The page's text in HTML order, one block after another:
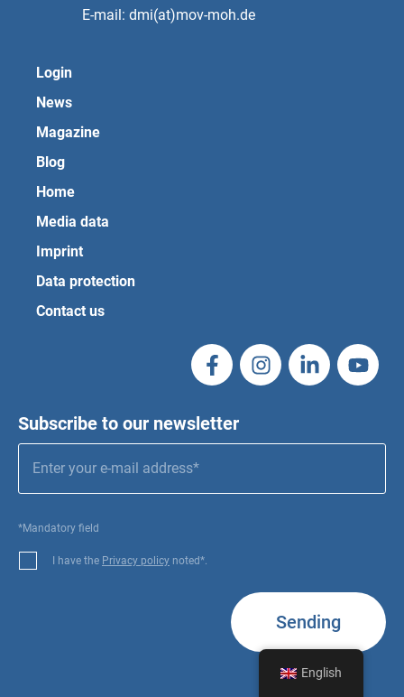
E-mail: dmi(at)mov-moh.de
Login
News
Magazine
Blog
Home
Media data
Imprint
Data protection
Contact us
Subscribe to our newsletter
*Mandatory field
I have the Privacy policy noted*.
Sending
English